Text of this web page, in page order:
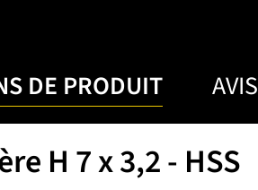
DE PRODUIT AVIS
H 7 x 3,2 - HSS